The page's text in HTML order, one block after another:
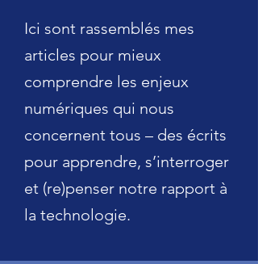
Ici sont rassemblés mes
articles pour mieux
comprendre les enjeux
numériques qui nous
concernent tous – des écrits
pour apprendre, s’interroger
et (re)penser notre rapport à
la technologie.